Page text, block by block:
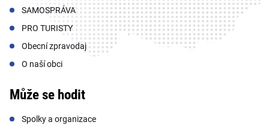
SAMOSPRÁVA
PRO TURISTY
Obecní zpravodaj
O naší obci
Může se hodit
Spolky a organizace